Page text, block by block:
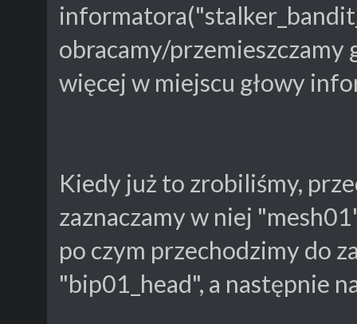
obracamy/przemieszczamy
więcej w miejscu głowy
Kiedy już to zrobiliśmy,
zaznaczamy w niej
po czym przechodzimy do
"bip01_head", a następnie